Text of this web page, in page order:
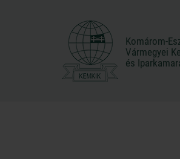
Komárom-
Vármegyei
és
Komárom-
Vármegyei
és